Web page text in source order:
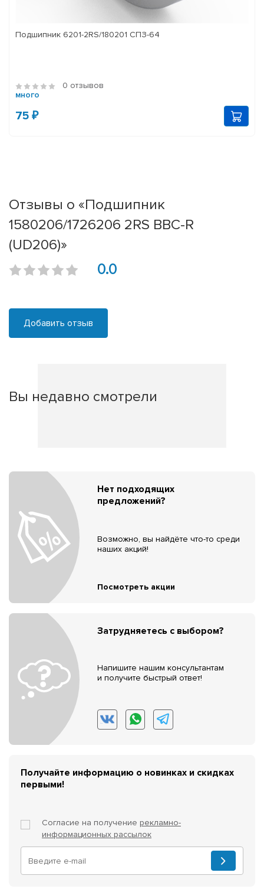
Подшипник 6201-2RS/180201 СПЗ-64
0 отзывов
много
75 ₽
Отзывы о «Подшипник
1580206/1726206 2RS BBC-R
(UD206)»
0.0
Добавить отзыв
Вы недавно смотрели
Нет подходящих
предложений?
Возможно, вы найдёте что-то среди
наших акций!
Посмотреть акции
Затрудняетесь с выбором?
Напишите нашим консультантам
и получите быстрый ответ!
Получайте информацию о новинках и скидках
первыми!
Согласие на получение рекламно-
информационных рассылок